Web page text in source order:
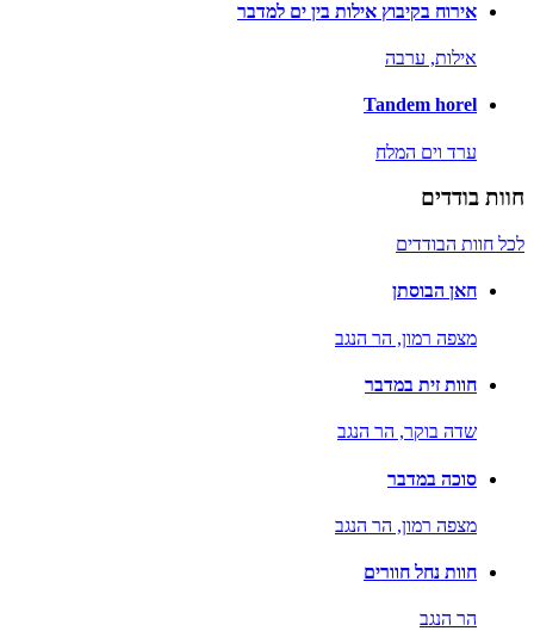
אירוח בקיבוץ אילות בין ים למדבר
אילות, ערבה
Tandem horel
ערד וים המלח
חוות בודדים
לכל חוות הבודדים
חאן הבוסתן
מצפה רמון, הר הנגב
חוות זית במדבר
שדה בוקר, הר הנגב
סוכה במדבר
מצפה רמון, הר הנגב
חוות נחל חוורים
הר הנגב